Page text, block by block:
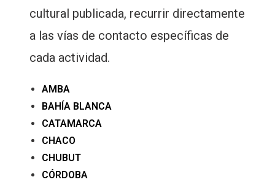
cultural publicada, recurrir directamente
a las vías de contacto específicas de
cada actividad.
AMBA
BAHÍA BLANCA
CATAMARCA
CHACO
CHUBUT
CÓRDOBA